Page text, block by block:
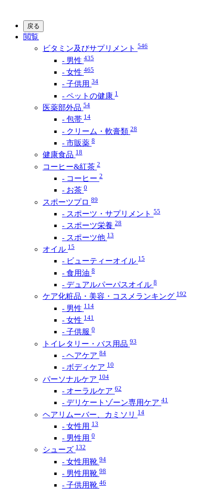
戻る
閲覧
ビタミン及びサプリメント 546
- 男性 435
- 女性 465
- 子供用 34
- ペットの健康 1
医薬部外品 54
- 包帯 14
- クリーム・軟膏類 28
- 市販薬 8
健康食品 18
コーヒー&紅茶 2
- コーヒー 2
- お茶 0
スポーツプロ 89
- スポーツ・サプリメント 55
- スポーツ栄養 28
- スポーツ他 13
オイル 15
- ビューティーオイル 15
- 食用油 8
- デュアルパーパスオイル 8
ケア化粧品・美容・コスメランキング 192
- 男性 114
- 女性 141
- 子供服 0
トイレタリー・バス用品 93
- ヘアケア 84
- ボディケア 10
パーソナルケア 104
- オーラルケア 62
- デリケートゾーン専用ケア 41
ヘアリムーバー、カミソリ 14
- 女性用 13
- 男性用 0
シューズ 132
- 女性用靴 94
- 男性用靴 98
- 子供用靴 46